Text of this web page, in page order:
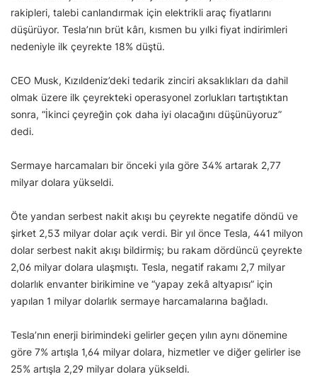
rakipleri, talebi canlandırmak için elektrikli araç fiyatlarını
düşürüyor. Tesla’nın brüt kârı, kısmen bu yılki fiyat indirimleri
nedeniyle ilk çeyrekte 18% düştü.
CEO Musk, Kızıldeniz’deki tedarik zinciri aksaklıkları da dahil
olmak üzere ilk çeyrekteki operasyonel zorlukları tartıştıktan
sonra, “İkinci çeyreğin çok daha iyi olacağını düşünüyoruz”
dedi.
Sermaye harcamaları bir önceki yıla göre 34% artarak 2,77
milyar dolara yükseldi.
Öte yandan serbest nakit akışı bu çeyrekte negatife döndü ve
şirket 2,53 milyar dolar açık verdi. Bir yıl önce Tesla, 441 milyon
dolar serbest nakit akışı bildirmiş; bu rakam dördüncü çeyrekte
2,06 milyar dolara ulaşmıştı. Tesla, negatif rakamı 2,7 milyar
dolarlık envanter birikimine ve “yapay zekâ altyapısı” için
yapılan 1 milyar dolarlık sermaye harcamalarına bağladı.
Tesla’nın enerji birimindeki gelirler geçen yılın aynı dönemine
göre 7% artışla 1,64 milyar dolara, hizmetler ve diğer gelirler ise
25% artışla 2,29 milyar dolara yükseldi.